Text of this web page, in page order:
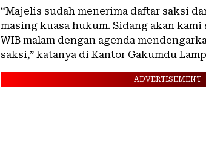
“Majelis sudah menerima daftar saksi
masing kuasa hukum. Sidang akan kami
WIB malam dengan agenda
saksi,” katanya di Kantor Gakumdu
ADVERTISEMENT